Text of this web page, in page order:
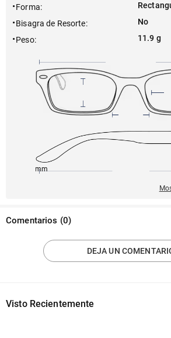
Forma:
Bisagra de Resorte:
No
Peso: 11.9 g
145mm
Comentarios (0)
DEJA UN
Visto Recientemente